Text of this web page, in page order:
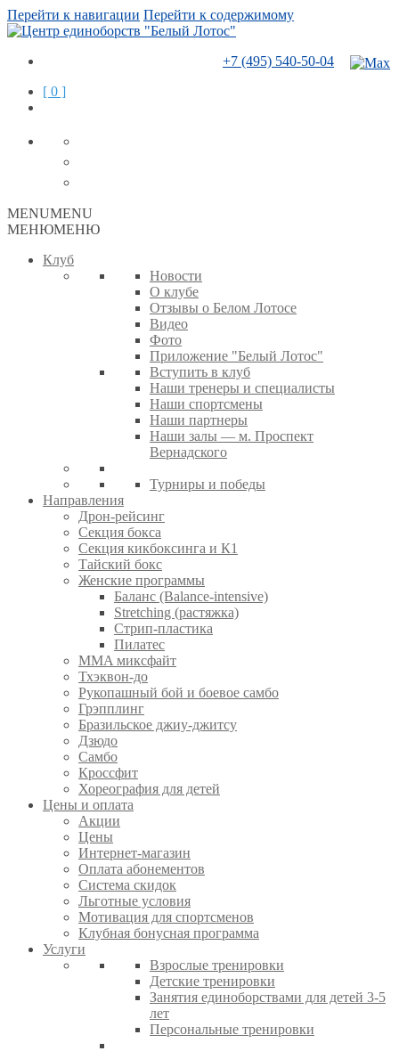
Перейти к навигации Перейти к содержимому
+7 (495) 540-50-04
[ 0 ]
MENUMENU
МЕНЮМЕНЮ
Клуб
Новости
О клубе
Отзывы о Белом Лотосе
Видео
Фото
Приложение "Белый Лотос"
Вступить в клуб
Наши тренеры и специалисты
Наши спортсмены
Наши партнеры
Наши залы — м. Проспект
Вернадского
Турниры и победы
Направления
Дрон-рейсинг
Секция бокса
Секция кикбоксинга и К1
Тайский бокс
Женские программы
Баланс (Balance-intensive)
Stretching (растяжка)
Стрип-пластика
Пилатес
MMA миксфайт
Тхэквон-до
Рукопашный бой и боевое самбо
Грэпплинг
Бразильское джиу-джитсу
Дзюдо
Самбо
Кроссфит
Хореография для детей
Цены и оплата
Акции
Цены
Интернет-магазин
Оплата абонементов
Система скидок
Льготные условия
Мотивация для спортсменов
Клубная бонусная программа
Услуги
Взрослые тренировки
Детские тренировки
Занятия единоборствами для детей 3-5
лет
Персональные тренировки